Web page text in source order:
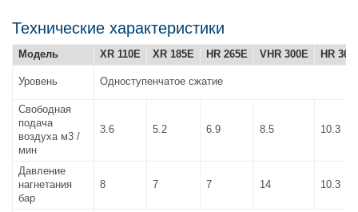
Технические характеристики
Модель XR 110E XR 185E HR 265E VHR 300E HR
Уровень Одноступенчатое сжатие
Свободная
подача
воздуха м3 /
мин
3.6 5.2 6.9 8.5 10.3
Давление
нагнетания
бар
8 7 7 14 10.3